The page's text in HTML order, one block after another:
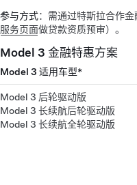
参与方式：需通过特斯拉合作
服务页面做贷款资质预审）。
Model 3 金融特惠方案
Model 3 适用车型*
Model 3 后轮驱动版
Model 3 长续航后轮驱动版
Model 3 长续航全轮驱动版